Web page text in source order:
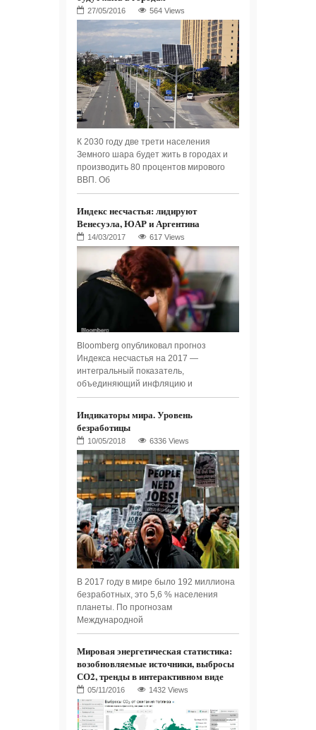
564 Views
К 2030 году две трети населения
Земного шара будет жить в городах и
производить 80 процентов мирового
ВВП. Об
Индекс несчастья: лидируют
Венесуэла, ЮАР и Аргентина
617 Views
Bloomberg опубликовал прогноз
Индекса несчастья на 2017 —
интегральный показатель,
объединяющий инфляцию и
Индикаторы мира. Уровень
безработицы
6336 Views
В 2017 году в мире было 192 миллиона
безработных, это 5,6 % населения
планеты. По прогнозам
Международной
Мировая энергетическая статистика:
возобновляемые источники, выбросы
СО2, тренды в интерактивном виде
1432 Views